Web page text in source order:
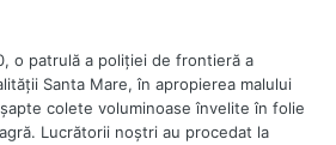
o patrulă a poliţiei de frontieră a
Santa Mare, în apropierea malului
colete voluminoase învelite în folie
Lucrătorii noştri au procedat la